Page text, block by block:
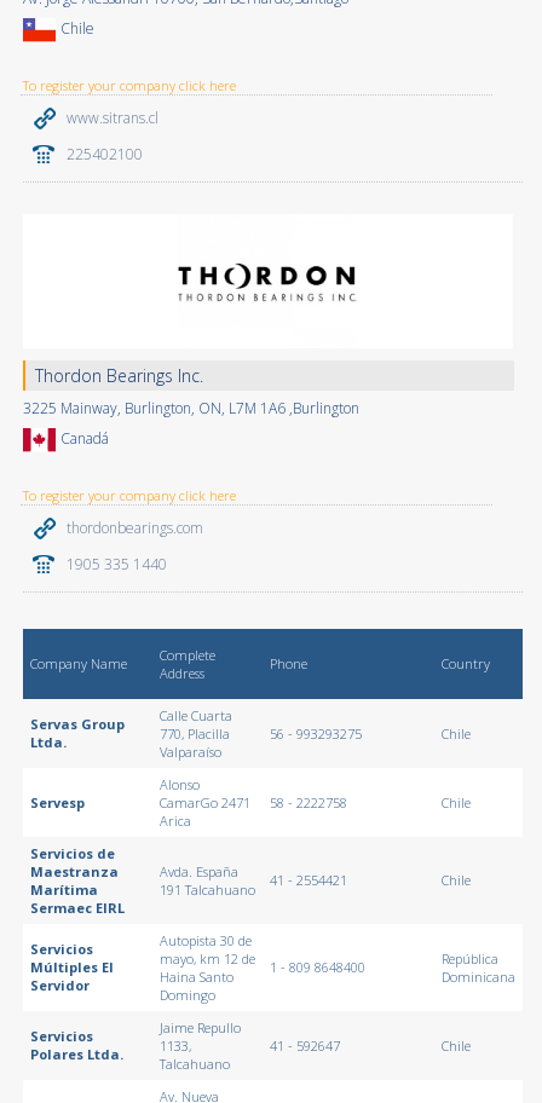
Chile
To register your company click here
www.sitrans.cl
225402100
Thordon Bearings Inc.
3225 Mainway, Burlington, ON, L7M 1A6 ,Burlington
Canadá
To register your company click here
thordonbearings.com
1905 335 1440
Company Name
Complete
Address
Phone Country
Servas Group
Ltda.
Calle Cuarta
770, Placilla
Valparaíso
56 - 993293275 Chile
Servesp
Alonso
CamarGo 2471
Arica
58 - 2222758 Chile
Servicios de
Maestranza
Marítima
Sermaec EIRL
Avda. España
191 Talcahuano
41 - 2554421 Chile
Servicios
Múltiples El
Servidor
Autopista 30 de
mayo, km 12 de
Haina Santo
Domingo
1 - 809 8648400
República
Dominicana
Servicios
Polares Ltda.
Jaime Repullo
1133,
Talcahuano
41 - 592647 Chile
Av. Nueva